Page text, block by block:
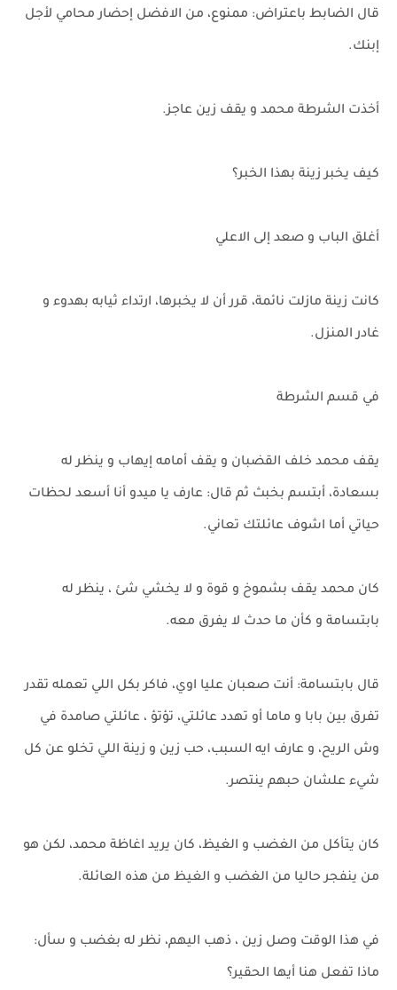
قال الضابط باعتراض: ممنوع، من الافضل إحضار محامي لأجل
إبنك.
أخذت الشرطة محمد و يقف زين عاجز.
كيف يخبر زينة بهذا الخبر؟
أغلق الباب و صعد إلى الاعلي
كانت زينة مازلت نائمة، قرر أن لا يخبرها، ارتداء ثيابه بهدوء و
غادر المنزل.
في قسم الشرطة
يقف محمد خلف القضبان و يقف أمامه إيهاب و ينظر له
بسعادة، أبتسم بخبث ثم قال: عارف يا ميدو أنا أسعد لحظات
حياتي أما اشوف عائلتك تعاني.
كان محمد يقف بشموخ و قوة و لا يخشي شئ ، ينظر له
بابتسامة و كأن ما حدث لا يفرق معه.
قال بابتسامة: أنت صعبان عليا اوي، فاكر بكل اللي تعمله تقدر
تفرق بين بابا و ماما أو تهدد عائلتي، تؤتؤ ، عائلتي صامدة في
وش الريح، و عارف ايه السبب، حب زين و زينة اللي تخلو عن كل
شيء علشان حبهم ينتصر.
كان يتأكل من الغضب و الغيظ، كان يريد اغاظة محمد، لكن هو
من ينفجر حاليا من الغضب و الغيظ من هذه العائلة.
في هذا الوقت وصل زين ، ذهب اليهم، نظر له بغضب و سأل:
ماذا تفعل هنا أيها الحقير؟